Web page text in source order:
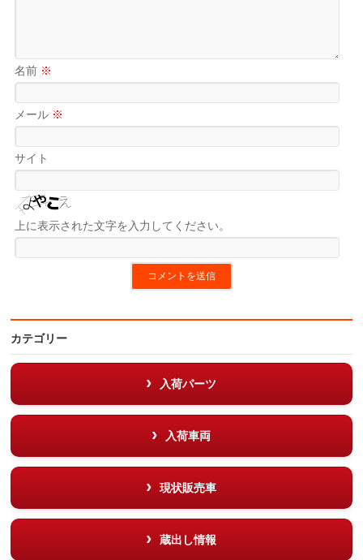
名前 ※
メール ※
サイト
上に表示された文字を入力してください。
カテゴリー
入荷パーツ
入荷車両
現状販売車
蔵出し情報